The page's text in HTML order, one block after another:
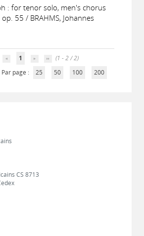
: for tenor solo, men's chorus
55 / BRAHMS, Johannes
1
(1 - 2 / 2)
Par page :
25 50 100 200
CS 8713